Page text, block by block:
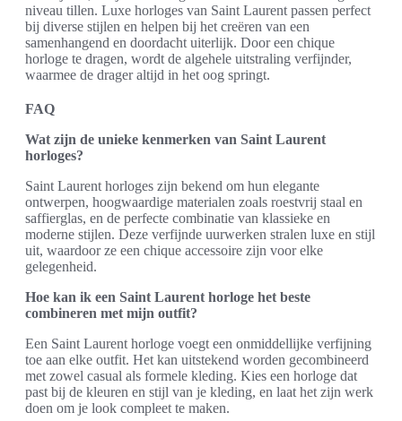
niveau tillen. Luxe horloges van Saint Laurent passen perfect
bij diverse stijlen en helpen bij het creëren van een
samenhangend en doordacht uiterlijk. Door een chique
horloge te dragen, wordt de algehele uitstraling verfijnder,
waarmee de drager altijd in het oog springt.
FAQ
Wat zijn de unieke kenmerken van Saint Laurent
horloges?
Saint Laurent horloges zijn bekend om hun elegante
ontwerpen, hoogwaardige materialen zoals roestvrij staal en
saffierglas, en de perfecte combinatie van klassieke en
moderne stijlen. Deze verfijnde uurwerken stralen luxe en stijl
uit, waardoor ze een chique accessoire zijn voor elke
gelegenheid.
Hoe kan ik een Saint Laurent horloge het beste
combineren met mijn outfit?
Een Saint Laurent horloge voegt een onmiddellijke verfijning
toe aan elke outfit. Het kan uitstekend worden gecombineerd
met zowel casual als formele kleding. Kies een horloge dat
past bij de kleuren en stijl van je kleding, en laat het zijn werk
doen om je look compleet te maken.